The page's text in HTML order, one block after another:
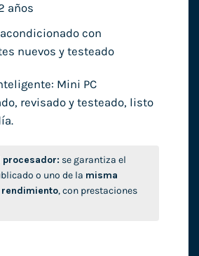
años
con
nuevos y testeado
Mini PC
revisado y testeado, listo
procesador: se garantiza el
o uno de la misma
, con prestaciones